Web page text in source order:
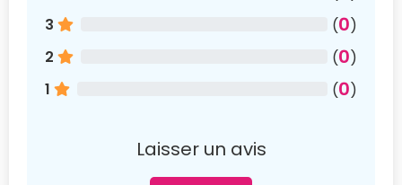
3
(0)
2
(0)
1
(0)
Laisser un avis